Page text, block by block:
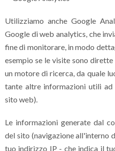
Utilizziamo anche Google
Google di web analytics, che
fine di monitorare, in modo
esempio se le visite sono
un motore di ricerca, da quale
tante altre informazioni utili ad
sito web).
Le informazioni generate dal
del sito (navigazione all'interno
tuo indirizzo IP - che indica il